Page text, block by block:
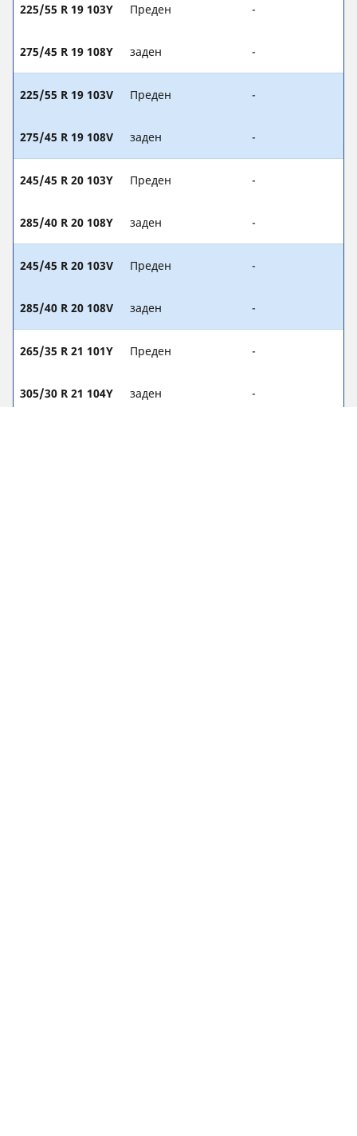
225/55 R 19 103Y Преден -
275/45 R 19 108Y заден -
225/55 R 19 103V Преден -
275/45 R 19 108V заден -
245/45 R 20 103Y Преден -
285/40 R 20 108Y заден -
245/45 R 20 103V Преден -
285/40 R 20 108V заден -
265/35 R 21 101Y Преден -
305/30 R 21 104Y заден -